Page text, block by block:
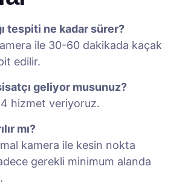
tespiti ne kadar sürer?
ile 30-60 dakikada kaçak
edilir.
geliyor musunuz?
hizmet veriyoruz.
mı?
kamera ile kesin nokta
gerekli minimum alanda